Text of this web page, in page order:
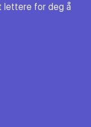
lettere for deg å